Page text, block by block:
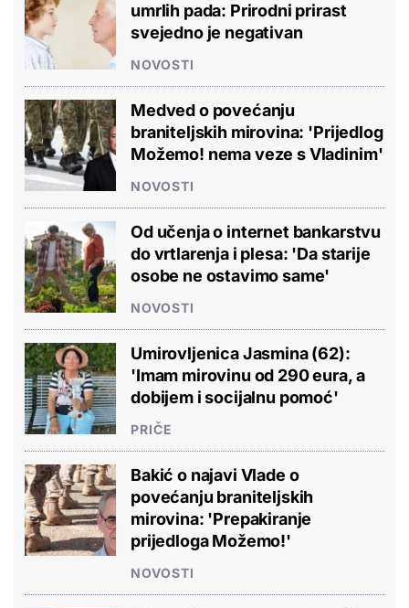
umrlih pada: Prirodni prirast
svejedno je negativan
NOVOSTI
Medved o povećanju
braniteljskih mirovina: 'Prijedlog
Možemo! nema veze s Vladinim'
NOVOSTI
Od učenja o internet bankarstvu
do vrtlarenja i plesa: 'Da starije
osobe ne ostavimo same'
NOVOSTI
Umirovljenica Jasmina (62):
'Imam mirovinu od 290 eura, a
dobijem i socijalnu pomoć'
PRIČE
Bakić o najavi Vlade o
povećanju braniteljskih
mirovina: 'Prepakiranje
prijedloga Možemo!'
NOVOSTI